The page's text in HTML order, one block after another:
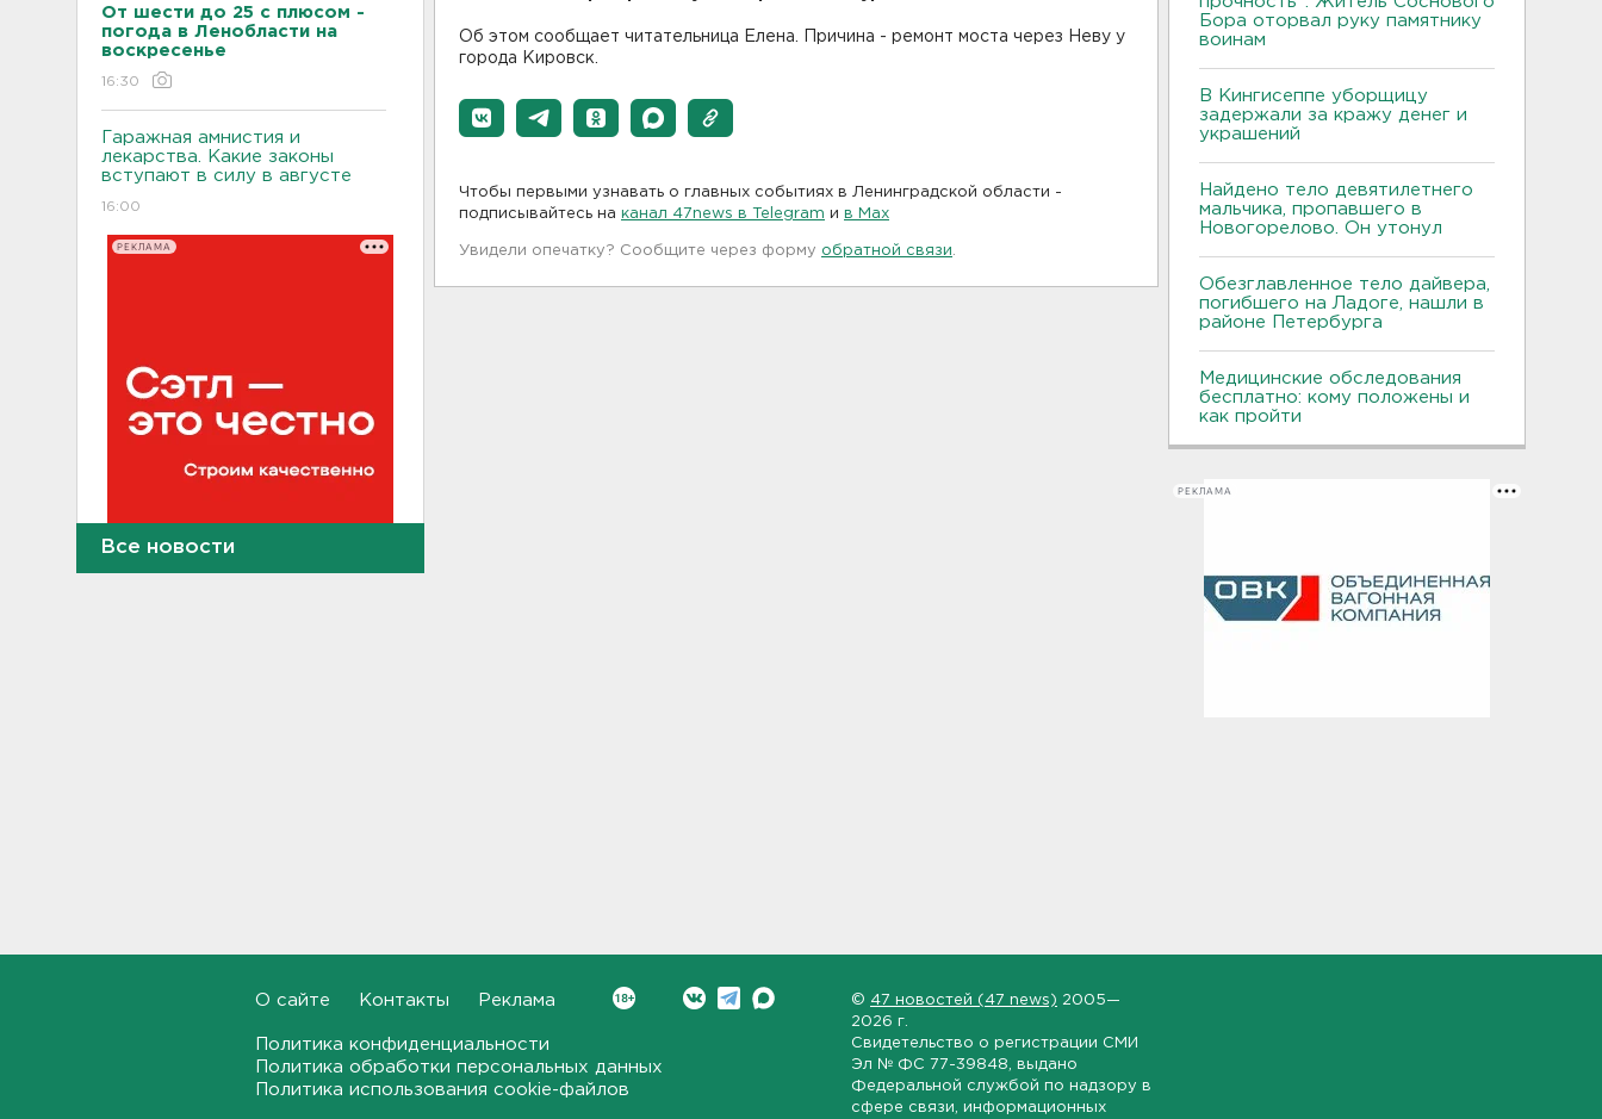
От шести до 25 с плюсом -
погода в Ленобласти на
воскресенье
16:30
Гаражная амнистия и
лекарства. Какие законы
вступают в силу в августе
16:00
РЕКЛАМА
БПЛА повреждены 15
многоквартирных домов и
Все новости
Об этом сообщает читательница Елена. Причина - ремонт моста через Неву у
города Кировск.
Чтобы первыми узнавать о главных событиях в Ленинградской области -
подписывайтесь на канал 47news в Telegram и в Maх
Увидели опечатку? Сообщите через форму обратной связи
Бора оторвал руку памятнику
воинам
В Кингисеппе уборщицу
задержали за кражу денег и
украшений
Найдено тело девятилетнего
мальчика, пропавшего в
Новогорелово. Он утонул
Обезглавленное тело дайвера,
погибшего на Ладоге, нашли в
районе Петербурга
Медицинские обследования
бесплатно: кому положены и
как пройти
РЕКЛАМА
О сайте Контакты Реклама
Политика конфиденциальности
Политика обработки персональных данных
Политика использования cookie-файлов
© 47 новостей (47 news) 2005—
2026 г.
Свидетельство о регистрации СМИ
Эл № ФС 77-39848 , выдано
Федеральной службой по надзору в
сфере связи, информационных